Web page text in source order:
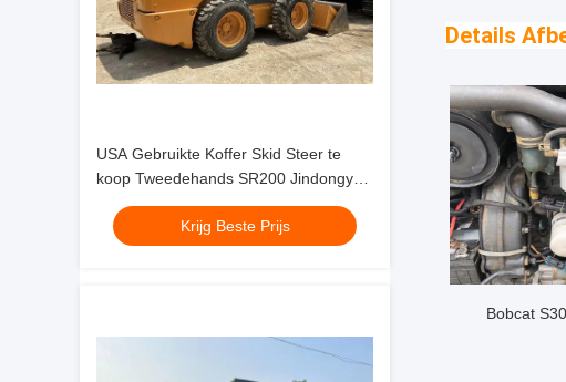
USA Gebruikte Koffer Skid Steer te
koop Tweedehands SR200 Jindongyu
Machinery
Krijg Beste Prijs
Details
Bobcat